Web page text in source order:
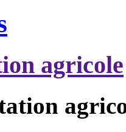
agricole